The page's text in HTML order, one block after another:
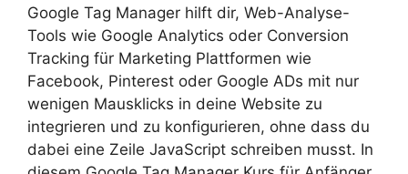
Google Tag Manager hilft dir, Web-Analyse-
Tools wie Google Analytics oder Conversion
Tracking für Marketing Plattformen wie
Facebook, Pinterest oder Google ADs mit nur
wenigen Mausklicks in deine Website zu
integrieren und zu konfigurieren, ohne dass du
dabei eine Zeile JavaScript schreiben musst. In